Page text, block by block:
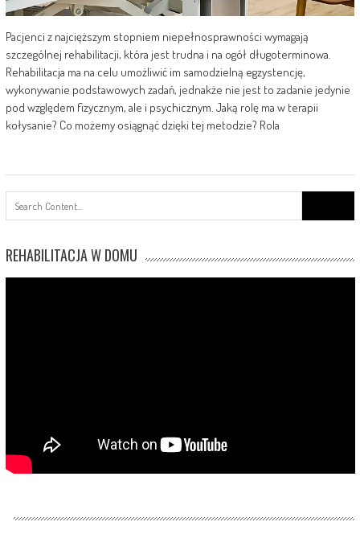
Pacjenci z najcięższym stopniem niepełnosprawności wymagają
szczególnej rehabilitacji, która jest trudna i na ogół długoterminowa.
Rehabilitacja ma na celu umożliwić im samodzielną egzystencję,
wykonywanie podstawowych zadań, jednakże nie jest to zadanie jedynie
pod względem fizycznym, ale i psychicznym. Jaką rolę ma w terapii
kołysanie? Co możemy osiągnąć dzięki tej metodzie? Rola
for:
REHABILITACJA W DOMU